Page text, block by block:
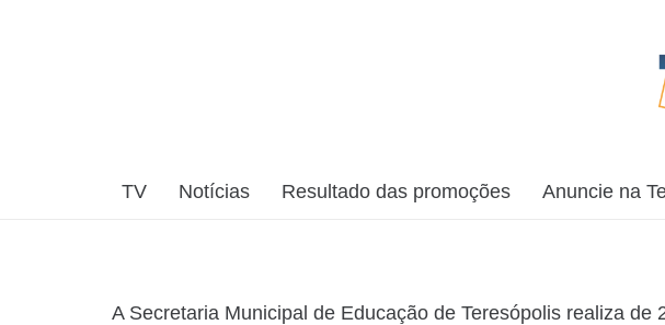
TV Notícias Resultado das promoções Anuncie na
A Secretaria Municipal de Educação de Teresópolis realiza